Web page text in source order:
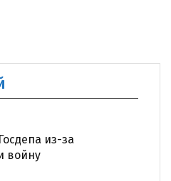
из-за
войну